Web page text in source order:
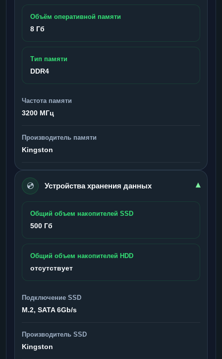
Объём оперативной памяти
8 Гб
Тип памяти
DDR4
Частота памяти
3200 МГц
Производитель памяти
Kingston
💿 Устройства хранения данных ▾
Общий объем накопителей SSD
500 Гб
Общий объем накопителей HDD
отсутствует
Подключение SSD
M.2, SATA 6Gb/s
Производитель SSD
Kingston